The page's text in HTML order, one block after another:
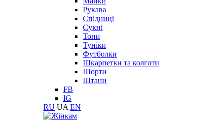
Рукава
Спідниці
Сукні
Топи
Туніки
Футболки
Шкарпетки та колготи
Шорти
Штани
FB
IG
RU UA EN